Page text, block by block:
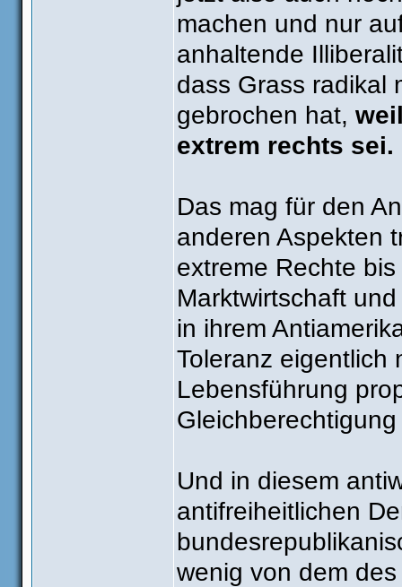
machen und nur
anhaltende
dass Grass radikal
gebrochen hat,
extrem rechts sei.
Das mag für den
anderen Aspekten
extreme Rechte
Marktwirtschaft
in ihrem
Toleranz eigentlich
Lebensführung
Und in diesem
antifreiheitlichen
wenig von dem